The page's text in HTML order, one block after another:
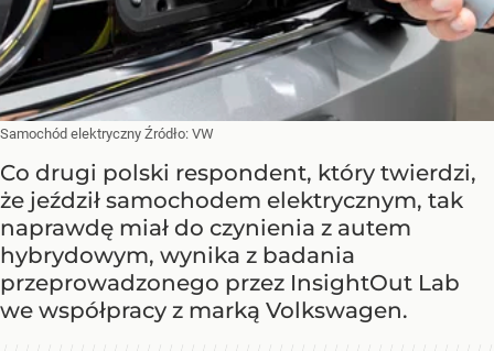
Samochód elektryczny Źródło: VW
Co drugi polski respondent, który twierdzi,
że jeździł samochodem elektrycznym, tak
naprawdę miał do czynienia z autem
hybrydowym, wynika z badania
przeprowadzonego przez InsightOut Lab
we współpracy z marką Volkswagen.